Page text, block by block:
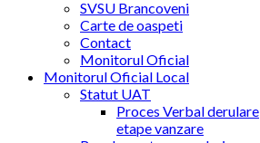
SVSU Brancoveni
Carte de oaspeti
Contact
Monitorul Oficial
Monitorul Oficial Local
Statut UAT
Proces Verbal derulare
etape vanzare